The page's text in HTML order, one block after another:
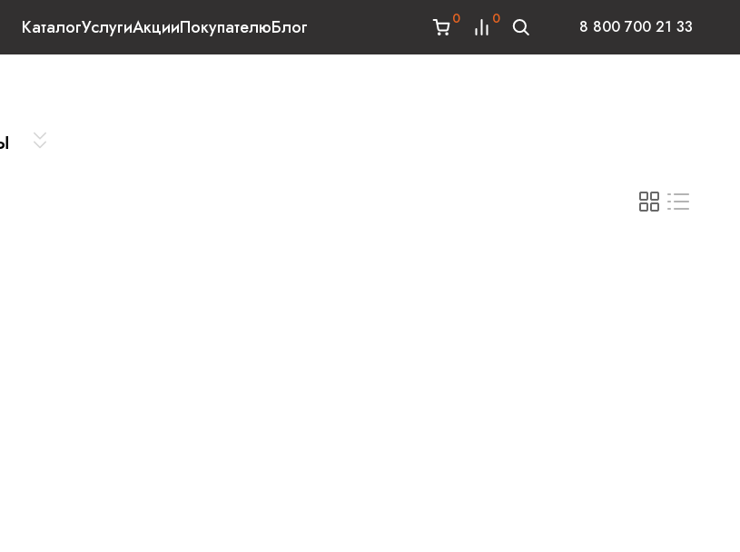
КаталогУслугиАкцииПокупателюБлог 0 0 8 800 700 21 33